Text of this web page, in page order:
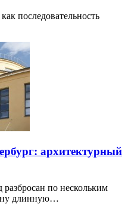
последовательность
архитектурный
по нескольким
длинную…